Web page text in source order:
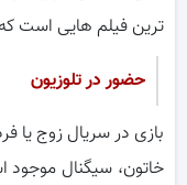
ترین فیلم هایی است
حضور در تلوزیون
بازی در سریال زوج یا
خاتون، سیگنال موجود